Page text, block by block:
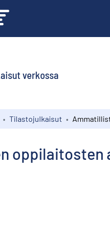
verkossa
Tilastojulkaisut
oppilaitosten